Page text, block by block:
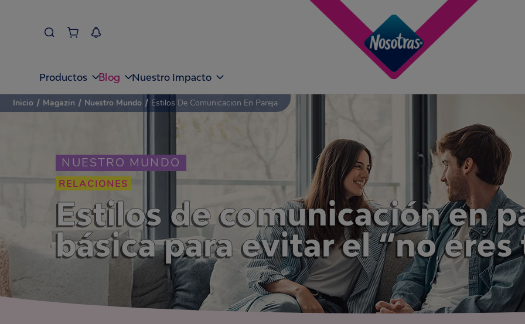
Productos Blog Nuestro Impacto
NUESTRO MUNDO
RELACIONES
Estilos de comunicación en
básica para evitar el “no eres
Inicio / Magazin / Nuestro Mundo / Estilos De Comunicacion En Pareja